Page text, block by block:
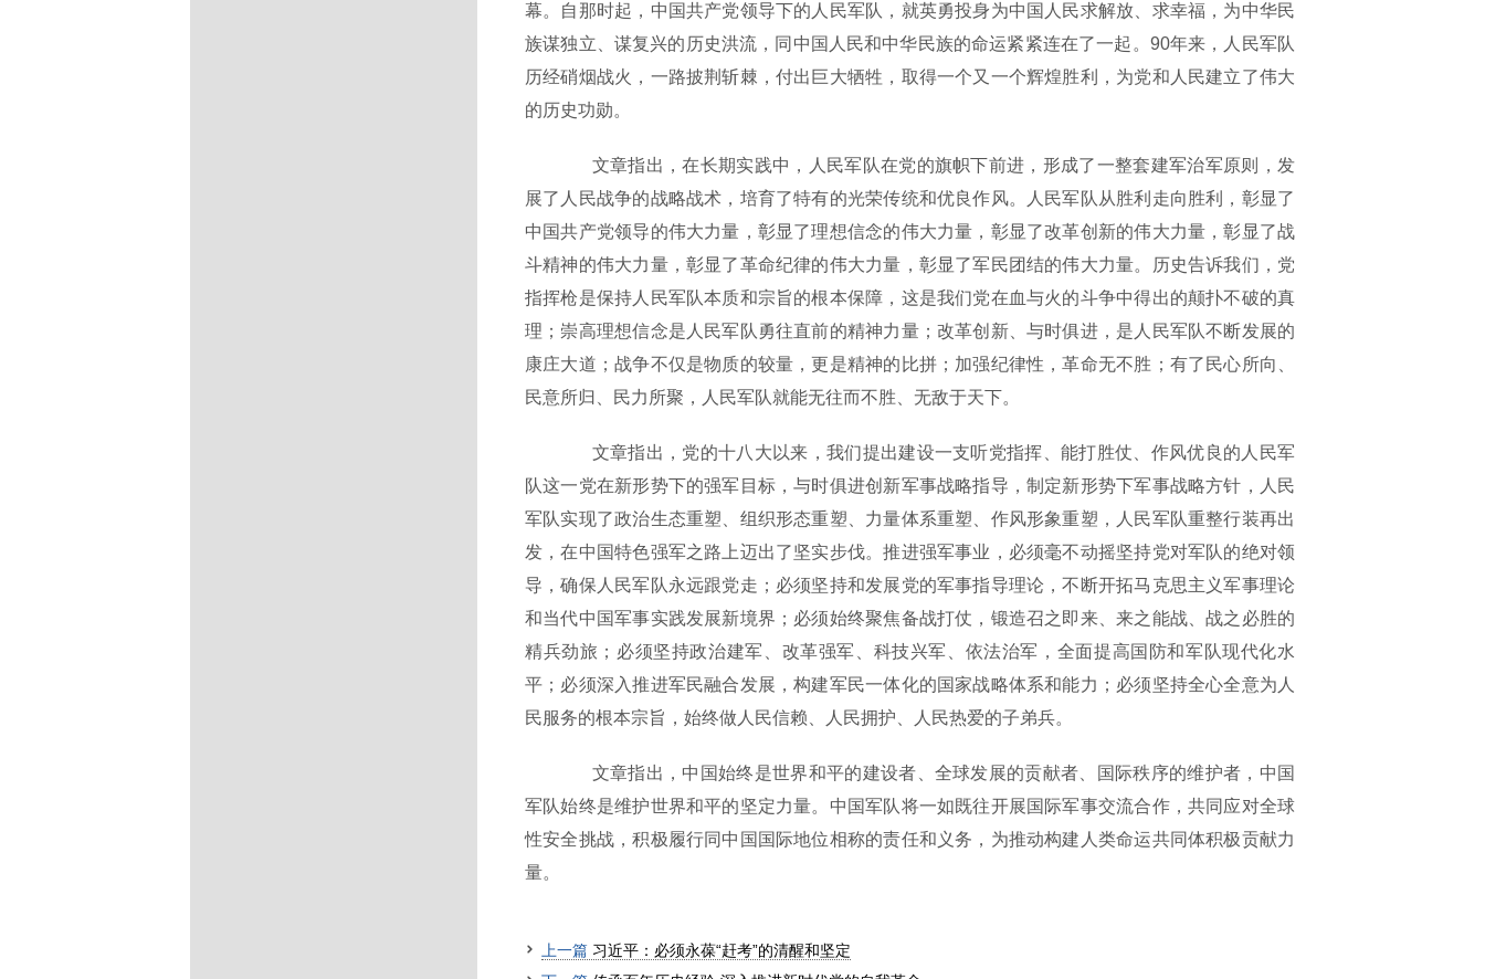
幕。自那时起，中国共产党领导下的人民军队，就英勇投身为中国人民求解放、求幸福，为中华民
族谋独立、谋复兴的历史洪流，同中国人民和中华民族的命运紧紧连在了一起。90年来，人民军队
历经硝烟战火，一路披荆斩棘，付出巨大牺牲，取得一个又一个辉煌胜利，为党和人民建立了伟大
的历史功勋。
文章指出，在长期实践中，人民军队在党的旗帜下前进，形成了一整套建军治军原则，发
展了人民战争的战略战术，培育了特有的光荣传统和优良作风。人民军队从胜利走向胜利，彰显了
中国共产党领导的伟大力量，彰显了理想信念的伟大力量，彰显了改革创新的伟大力量，彰显了战
斗精神的伟大力量，彰显了革命纪律的伟大力量，彰显了军民团结的伟大力量。历史告诉我们，党
指挥枪是保持人民军队本质和宗旨的根本保障，这是我们党在血与火的斗争中得出的颠扑不破的真
理；崇高理想信念是人民军队勇往直前的精神力量；改革创新、与时俱进，是人民军队不断发展的
康庄大道；战争不仅是物质的较量，更是精神的比拼；加强纪律性，革命无不胜；有了民心所向、
民意所归、民力所聚，人民军队就能无往而不胜、无敌于天下。
文章指出，党的十八大以来，我们提出建设一支听党指挥、能打胜仗、作风优良的人民军
队这一党在新形势下的强军目标，与时俱进创新军事战略指导，制定新形势下军事战略方针，人民
军队实现了政治生态重塑、组织形态重塑、力量体系重塑、作风形象重塑，人民军队重整行装再出
发，在中国特色强军之路上迈出了坚实步伐。推进强军事业，必须毫不动摇坚持党对军队的绝对领
导，确保人民军队永远跟党走；必须坚持和发展党的军事指导理论，不断开拓马克思主义军事理论
和当代中国军事实践发展新境界；必须始终聚焦备战打仗，锻造召之即来、来之能战、战之必胜的
精兵劲旅；必须坚持政治建军、改革强军、科技兴军、依法治军，全面提高国防和军队现代化水
平；必须深入推进军民融合发展，构建军民一体化的国家战略体系和能力；必须坚持全心全意为人
民服务的根本宗旨，始终做人民信赖、人民拥护、人民热爱的子弟兵。
文章指出，中国始终是世界和平的建设者、全球发展的贡献者、国际秩序的维护者，中国
军队始终是维护世界和平的坚定力量。中国军队将一如既往开展国际军事交流合作，共同应对全球
性安全挑战，积极履行同中国国际地位相称的责任和义务，为推动构建人类命运共同体积极贡献力
量。
上一篇 习近平：必须永葆“赶考”的清醒和坚定